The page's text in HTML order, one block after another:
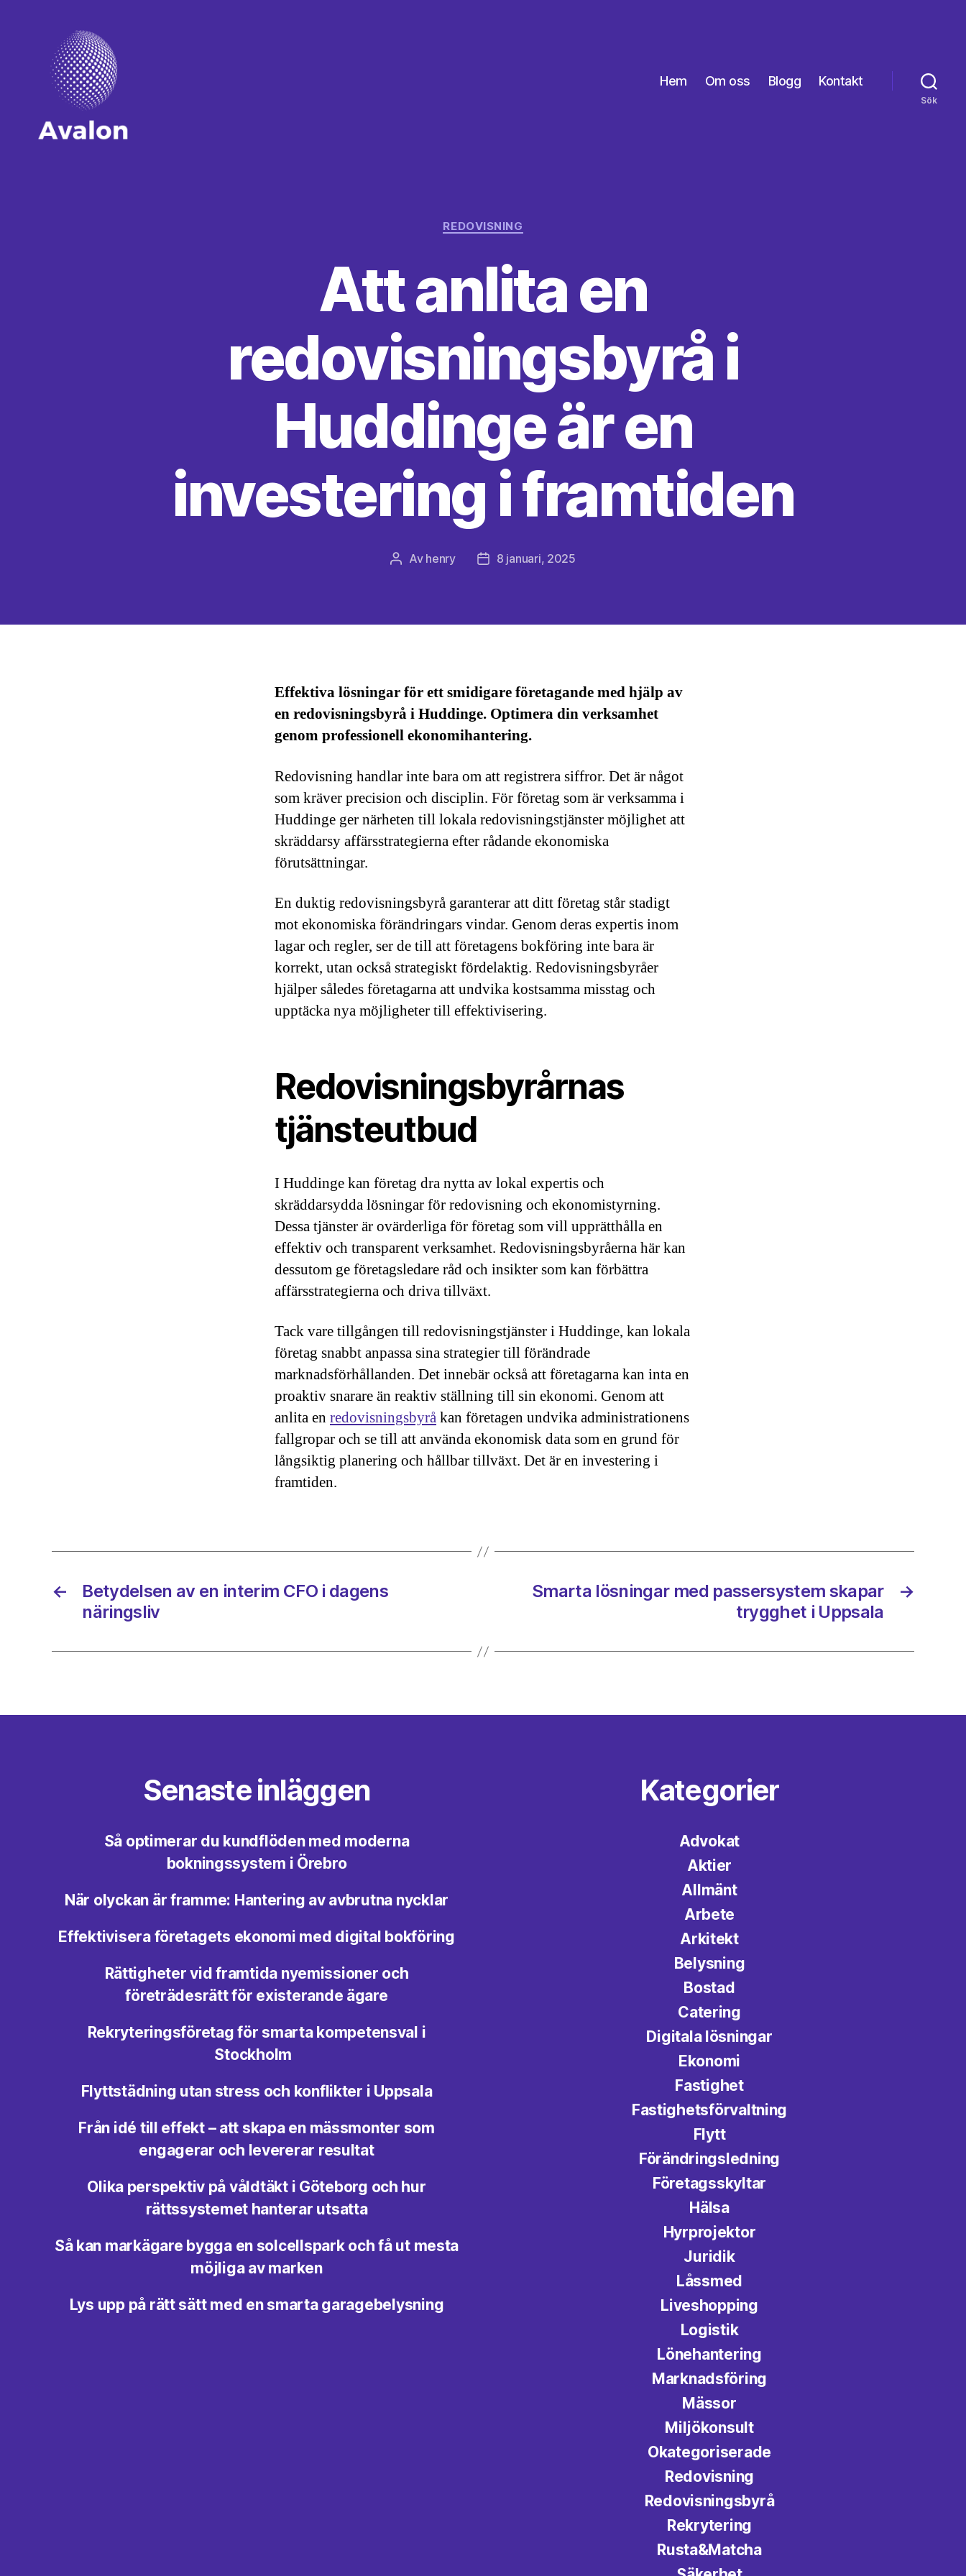
Hem Om oss Blogg Kontakt
Sök
Kategorier
REDOVISNING
Att anlita en
redovisningsbyrå i
Huddinge är en
investering i framtiden
Inläggsförfattare
Av henry Inläggsdatum
8 januari, 2025
Effektiva lösningar för ett smidigare företagande med hjälp av
en redovisningsbyrå i Huddinge. Optimera din verksamhet
genom professionell ekonomihantering.
Redovisning handlar inte bara om att registrera siffror. Det är något
som kräver precision och disciplin. För företag som är verksamma i
Huddinge ger närheten till lokala redovisningstjänster möjlighet att
skräddarsy affärsstrategierna efter rådande ekonomiska
förutsättningar.
En duktig redovisningsbyrå garanterar att ditt företag står stadigt
mot ekonomiska förändringars vindar. Genom deras expertis inom
lagar och regler, ser de till att företagens bokföring inte bara är
korrekt, utan också strategiskt fördelaktig. Redovisningsbyråer
hjälper således företagarna att undvika kostsamma misstag och
upptäcka nya möjligheter till effektivisering.
Redovisningsbyrårnas
tjänsteutbud
I Huddinge kan företag dra nytta av lokal expertis och
skräddarsydda lösningar för redovisning och ekonomistyrning.
Dessa tjänster är ovärderliga för företag som vill upprätthålla en
effektiv och transparent verksamhet. Redovisningsbyråerna här kan
dessutom ge företagsledare råd och insikter som kan förbättra
affärsstrategierna och driva tillväxt.
Tack vare tillgången till redovisningstjänster i Huddinge, kan lokala
företag snabbt anpassa sina strategier till förändrade
marknadsförhållanden. Det innebär också att företagarna kan inta en
proaktiv snarare än reaktiv ställning till sin ekonomi. Genom att
anlita en redovisningsbyråkan företagen undvika administrationens
fallgropar och se till att använda ekonomisk data som en grund för
långsiktig planering och hållbar tillväxt. Det är en investering i
framtiden.
←
Betydelsen av en interim CFO i dagens
näringsliv
→
Smarta lösningar med passersystem skapar
trygghet i Uppsala
Senaste inläggen
Så optimerar du kundflöden med moderna
bokningssystem i Örebro
När olyckan är framme: Hantering av avbrutna nycklar
Effektivisera företagets ekonomi med digital bokföring
Rättigheter vid framtida nyemissioner och
företrädesrätt för existerande ägare
Rekryteringsföretag för smarta kompetensval i
Stockholm
Flyttstädning utan stress och konflikter i Uppsala
Från idé till effekt – att skapa en mässmonter som
engagerar och levererar resultat
Olika perspektiv på våldtäkt i Göteborg och hur
rättssystemet hanterar utsatta
Så kan markägare bygga en solcellspark och få ut mesta
möjliga av marken
Lys upp på rätt sätt med en smarta garagebelysning
Kategorier
Advokat
Aktier
Allmänt
Arbete
Arkitekt
Belysning
Bostad
Catering
Digitala lösningar
Ekonomi
Fastighet
Fastighetsförvaltning
Flytt
Förändringsledning
Företagsskyltar
Hälsa
Hyrprojektor
Juridik
Låssmed
Liveshopping
Logistik
Lönehantering
Marknadsföring
Mässor
Miljökonsult
Okategoriserade
Redovisning
Redovisningsbyrå
Rekrytering
Rusta&Matcha